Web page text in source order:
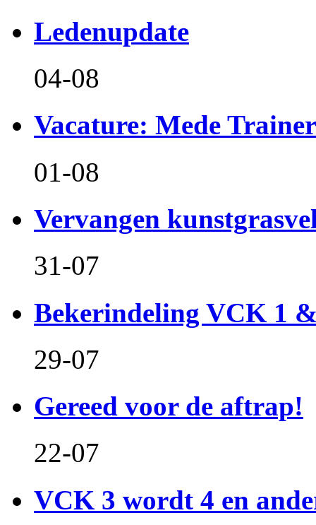
Ledenupdate
04-08
Vacature: Mede
01-08
Vervangen
31-07
Bekerindeling VCK 1
29-07
Gereed voor de aftrap!
22-07
VCK 3 wordt 4 en